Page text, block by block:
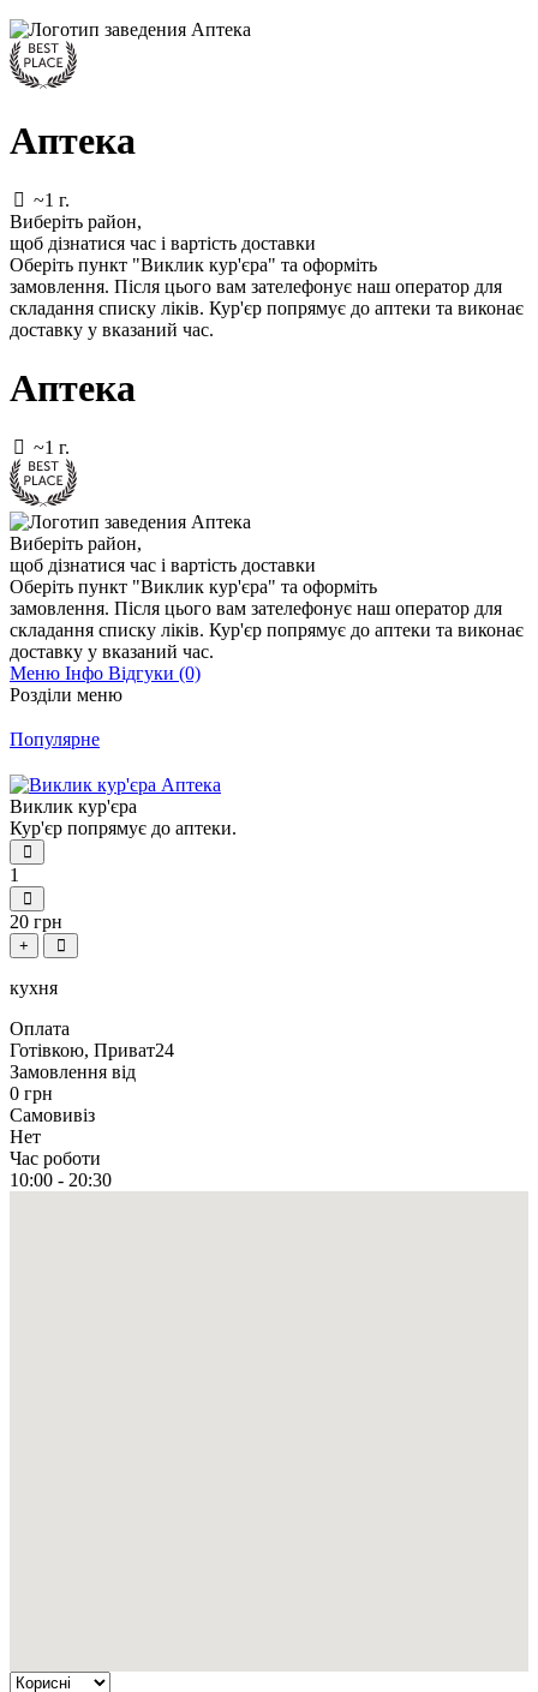
Аптека
~1 г.
Виберіть район,
щоб дізнатися час і вартість доставки
Оберіть пункт "Виклик кур'єра" та оформіть
замовлення. Після цього вам зателефонує наш оператор для
складання списку ліків. Кур'єр попрямує до аптеки та виконає
доставку у вказаний час.
Аптека
~1 г.
Виберіть район,
щоб дізнатися час і вартість доставки
Оберіть пункт "Виклик кур'єра" та оформіть
замовлення. Після цього вам зателефонує наш оператор для
складання списку ліків. Кур'єр попрямує до аптеки та виконає
доставку у вказаний час.
Меню Інфо Відгуки (0)
Розділи меню
Популярне
Виклик кур'єра
Кур'єр попрямує до аптеки.
1
20 грн
+
кухня
Оплата
Готівкою, Приват24
Замовлення від
0 грн
Самовивіз
Нет
Час роботи
10:00 - 20:30